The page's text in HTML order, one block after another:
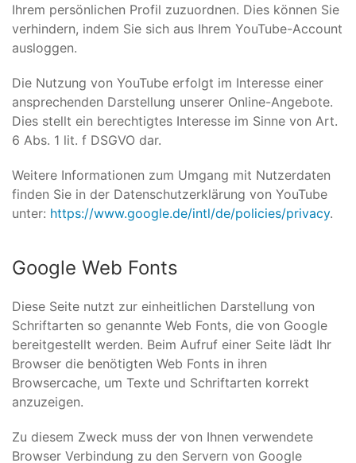
Ihrem persönlichen Profil zuzuordnen. Dies können Sie
verhindern, indem Sie sich aus Ihrem YouTube-Account
ausloggen.
Die Nutzung von YouTube erfolgt im Interesse einer
ansprechenden Darstellung unserer Online-Angebote.
Dies stellt ein berechtigtes Interesse im Sinne von Art.
6 Abs. 1 lit. f DSGVO dar.
Weitere Informationen zum Umgang mit Nutzerdaten
finden Sie in der Datenschutzerklärung von YouTube
unter: https://www.google.de/intl/de/policies/privacy.
Google Web Fonts
Diese Seite nutzt zur einheitlichen Darstellung von
Schriftarten so genannte Web Fonts, die von Google
bereitgestellt werden. Beim Aufruf einer Seite lädt Ihr
Browser die benötigten Web Fonts in ihren
Browsercache, um Texte und Schriftarten korrekt
anzuzeigen.
Zu diesem Zweck muss der von Ihnen verwendete
Browser Verbindung zu den Servern von Google